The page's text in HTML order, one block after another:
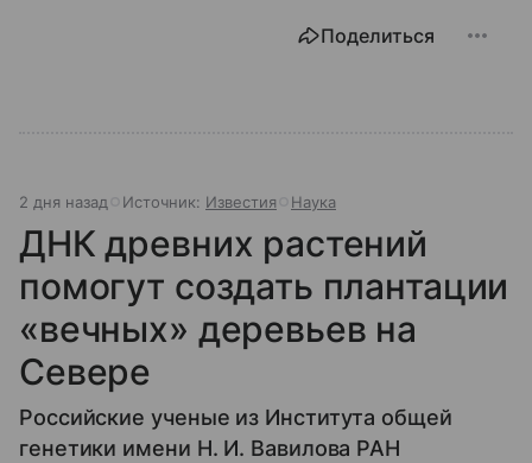
Поделиться
2 дня назад Источник: Известия Наука
ДНК древних растений
помогут создать плантации
«вечных» деревьев на
Севере
Российские ученые из Института общей
генетики имени Н. И. Вавилова РАН